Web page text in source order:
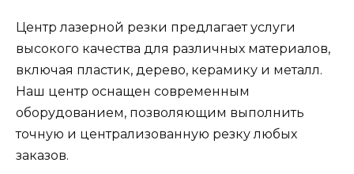
Центр лазерной резки предлагает услуги
высокого качества для различных материалов,
включая пластик, дерево, керамику и металл.
Наш центр оснащен современным
оборудованием, позволяющим выполнить
точную и централизованную резку любых
заказов.